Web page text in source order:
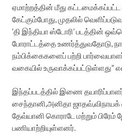
ஏமாற்றத்தின் மீது
கேட்கும்போது, முதலில்
‘தி இந்தியா ஸ்டோரி’ படத்தின்
போராட்டத்தை உணர்த்துவதோடு,
நம்பிக்கைகளைப் பற்றி
வகையில் உருவாக்கப்பட்டுள்ளது”
இந்தப்படத்தில் இணை
சைந்தானி,அனிதா
தேவ்யானி கொராடே மற்றும்
பணியாற்றியுள்ளனர்.